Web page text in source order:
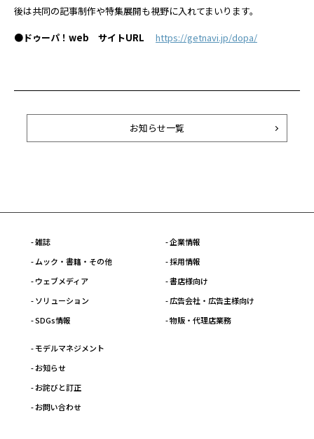
後は共同の記事制作や特集展開も視野に入れてまいります。
●ドゥーパ！web サイトURL
https://getnavi.jp/dopa/
お知らせ一覧
- 雑誌
- ムック・書籍・その他
- ウェブメディア
- ソリューション
- SDGs情報
- 企業情報
- 採用情報
- 書店様向け
- 広告会社・広告主様向け
- 物販・代理店業務
- モデルマネジメント
- お知らせ
- お詫びと訂正
- お問い合わせ